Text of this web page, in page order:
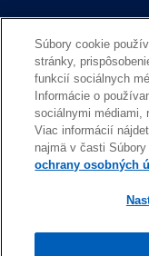
Prejsť
Kontakt
Média
Súbory cookie
stránky,
funkcií sociálnych
Informácie o
sociálnymi médiami,
Viac informácií
najmä v časti
ochrany osobných